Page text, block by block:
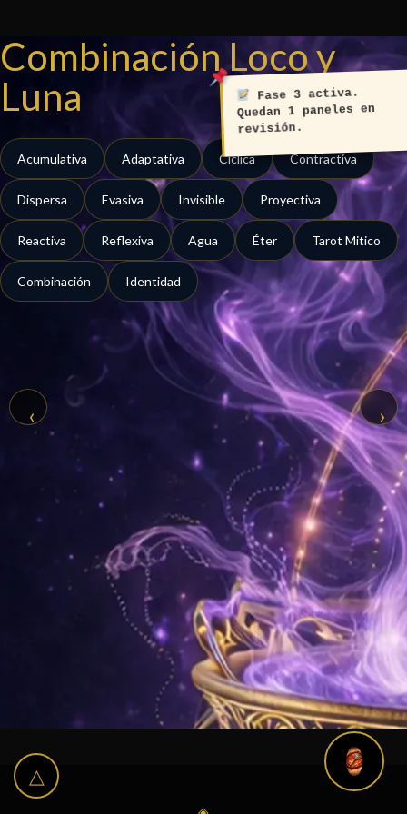
contenido
‹ ›
Combinación Loco y
Luna
Acumulativa Adaptativa Cíclica Contractiva
Dispersa Evasiva Invisible Proyectiva
Reactiva Reflexiva Agua Éter Tarot Mitico
Combinación Identidad
Fase 3 activa.
Quedan 1 paneles en
revisión.
△